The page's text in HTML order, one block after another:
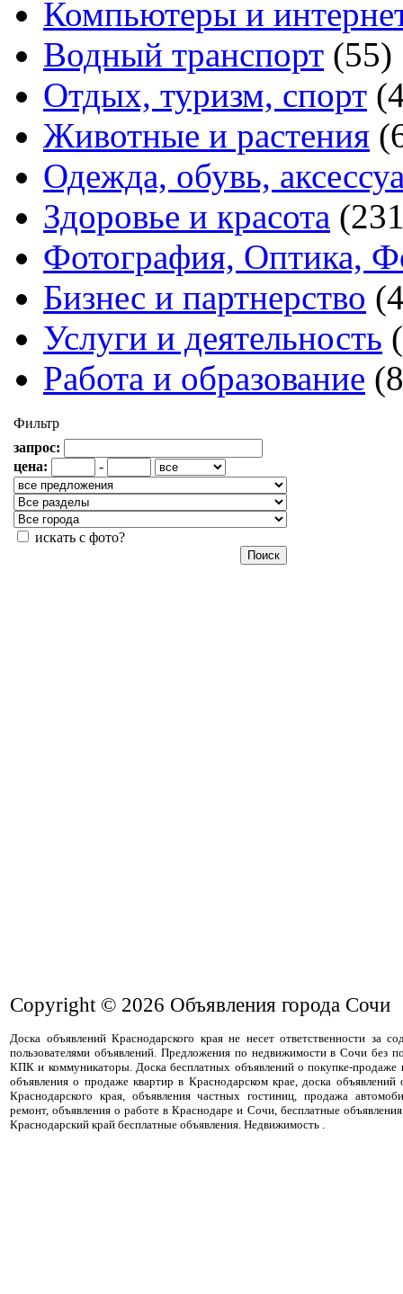
Компьютеры и
Водный транспорт (55)
Отдых, туризм, спорт
Животные и растения
Одежда, обувь,
Здоровье и красота
Фотография, Оптика,
Бизнес и партнерство
Услуги и деятельность
Работа и образование
Фильтр
запрос:
цена:
-
искать с фото?
Copyright © 2026 Объявления города Сочи
Доска объявлений Краснодарского края не несет ответственности за
пользователями объявлений. Предложения по недвижимости в Сочи без
КПК и коммуникаторы. Доска бесплатных объявлений о покупке-продаже
объявления о продаже квартир в Краснодарском крае, доска
Краснодарского края, объявления частных гостиниц, продажа
ремонт, объявления о работе в Краснодаре и Сочи, бесплатные
Краснодарский край бесплатные объявления. Недвижимость .